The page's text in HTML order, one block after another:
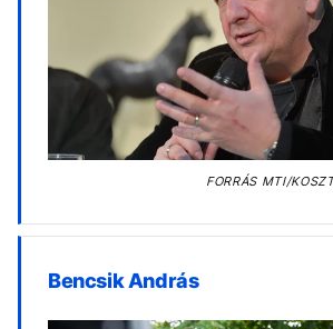
FORRÁS MTI/
Bencsik András